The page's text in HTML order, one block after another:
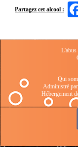
Partagez cet alcool :
L'abus
Qui
Administré
Hébergement